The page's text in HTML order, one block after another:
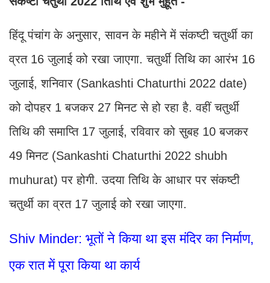
हिंदू पंचांग के अनुसार, सावन के महीने में संकष्टी चतुर्थी का
व्रत 16 जुलाई को रखा जाएगा. चतुर्थी तिथि का आरंभ 16
जुलाई, शनिवार (Sankashti Chaturthi 2022 date)
को दोपहर 1 बजकर 27 मिनट से हो रहा है. वहीं चतुर्थी
तिथि की समाप्ति 17 जुलाई, रविवार को सुबह 10 बजकर
49 मिनट (Sankashti Chaturthi 2022 shubh
muhurat) पर होगी. उदया तिथि के आधार पर संकष्टी
चतुर्थी का व्रत 17 जुलाई को रखा जाएगा.
Shiv Minder: भूतों ने किया था इस मंदिर का निर्माण,
एक रात में पूरा किया था कार्य